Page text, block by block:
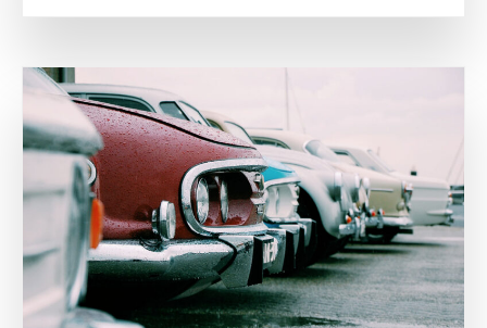
NOUVELLES
ZONES
DE
STATIONNEMENT